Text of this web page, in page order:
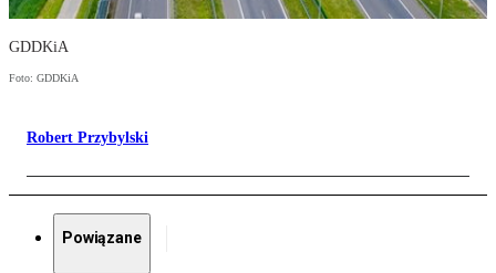
GDDKiA
Foto: GDDKiA
Robert Przybylski
Powiązane